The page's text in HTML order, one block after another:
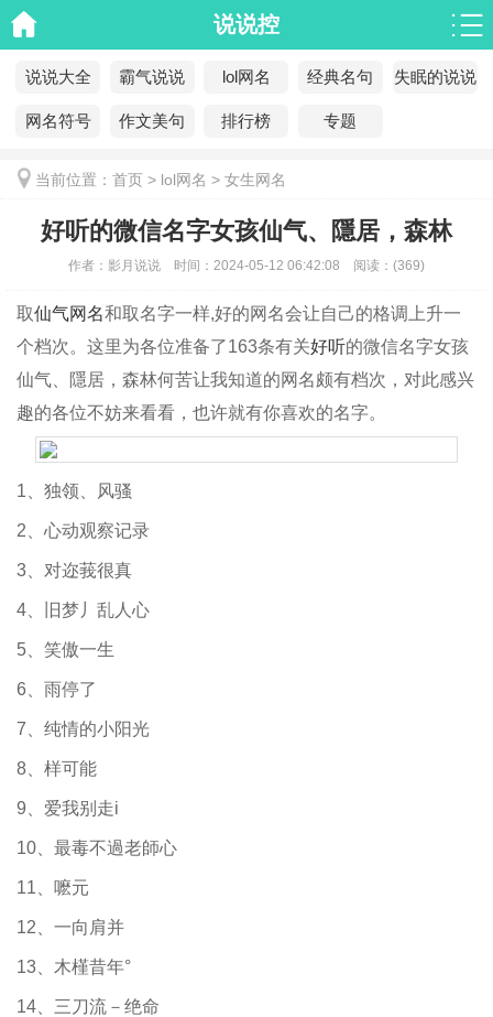
说说控
说说大全 霸气说说 lol网名 经典名句 失眠的说说
网名符号 作文美句 排行榜 专题
当前位置： 首页 > lol网名 > 女生网名
好听的微信名字女孩仙气、隱居，森林
作者： 影月说说 时间： 2024-05-12 06:42:08 阅读： (369)
取仙气网名和取名字一样,好的网名会让自己的格调上升一
个档次。这里为各位准备了163条有关好听的微信名字女孩
仙气、隱居，森林何苦让我知道的网名颇有档次，对此感兴
趣的各位不妨来看看，也许就有你喜欢的名字。
1、独领、风骚
2、心动观察记录
3、对迩莪很真
4、旧梦丿乱人心
5、笑傲一生
6、雨停了
7、纯情的小阳光
8、样可能
9、爱我别走i
10、最毒不過老師心
11、嚒元
12、一向肩并
13、木槿昔年°
14、三刀流－绝命